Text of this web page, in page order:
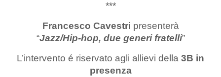
***
Francesco Cavestri presenterà
“Jazz/Hip-hop, due generi fratelli”
L’intervento é riservato agli allievi della 3B in
presenza